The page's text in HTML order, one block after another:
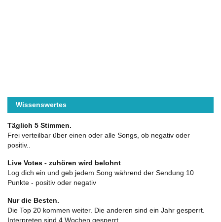
Wissenswertes
Täglich 5 Stimmen.
Frei verteilbar über einen oder alle Songs, ob negativ oder
positiv..
Live Votes - zuhören wird belohnt
Log dich ein und geb jedem Song während der Sendung 10
Punkte - positiv oder negativ
Nur die Besten.
Die Top 20 kommen weiter. Die anderen sind ein Jahr gesperrt.
Interpreten sind 4 Wochen gesperrt.